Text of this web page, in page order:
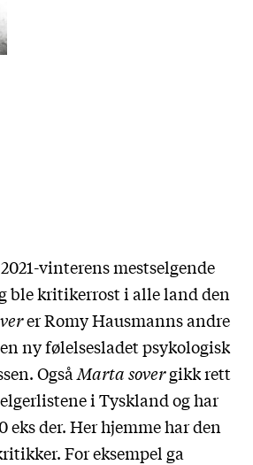
vinterens mestselgende
ble kritikerrost i alle land den
er Romy Hausmanns andre
ny følelsesladet psykologisk
Også Marta sovergikk rett
i Tyskland og har
eks der. Her hjemme har den
For eksempel ga